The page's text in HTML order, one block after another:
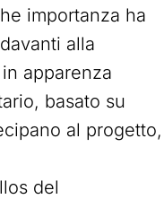
importanza ha
alla
apparenza
basato su
al progetto,
del